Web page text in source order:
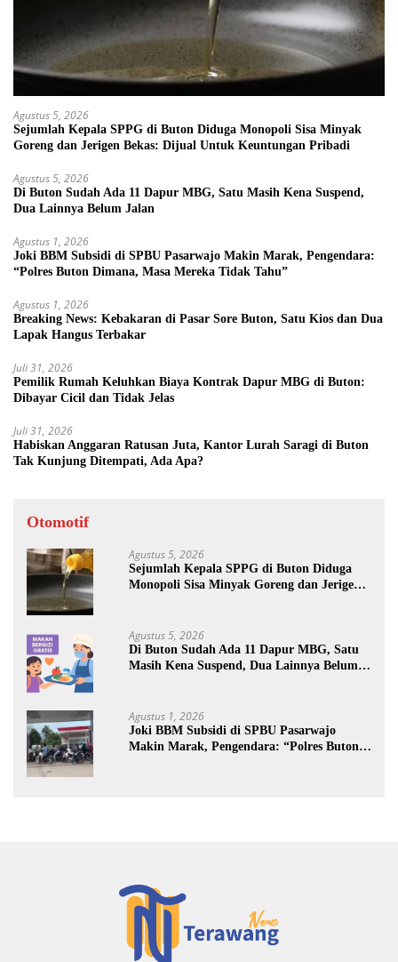
Agustus 5, 2026
Sejumlah Kepala SPPG di Buton Diduga Monopoli Sisa Minyak
Goreng dan Jerigen Bekas: Dijual Untuk Keuntungan Pribadi
Agustus 5, 2026
Di Buton Sudah Ada 11 Dapur MBG, Satu Masih Kena Suspend,
Dua Lainnya Belum Jalan
Agustus 1, 2026
Joki BBM Subsidi di SPBU Pasarwajo Makin Marak, Pengendara:
“Polres Buton Dimana, Masa Mereka Tidak Tahu”
Agustus 1, 2026
Breaking News: Kebakaran di Pasar Sore Buton, Satu Kios dan Dua
Lapak Hangus Terbakar
Juli 31, 2026
Pemilik Rumah Keluhkan Biaya Kontrak Dapur MBG di Buton:
Dibayar Cicil dan Tidak Jelas
Juli 31, 2026
Habiskan Anggaran Ratusan Juta, Kantor Lurah Saragi di Buton
Tak Kunjung Ditempati, Ada Apa?
Otomotif
Agustus 5, 2026
Sejumlah Kepala SPPG di Buton Diduga
Monopoli Sisa Minyak Goreng dan Jerigen
Agustus 5, 2026
Di Buton Sudah Ada 11 Dapur MBG, Satu
Masih Kena Suspend, Dua Lainnya Belum
Agustus 1, 2026
Joki BBM Subsidi di SPBU Pasarwajo
Makin Marak, Pengendara: “Polres Buton